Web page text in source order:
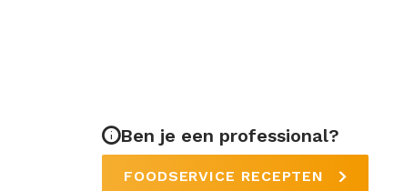
Ben je een professional?
FOODSERVICE RECEPTEN